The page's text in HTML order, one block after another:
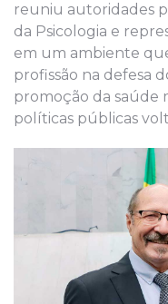
reuniu autoridades
da Psicologia e
em um ambiente
profissão na defesa
promoção da saúde
políticas públicas